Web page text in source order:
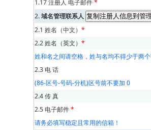
1.17 注册人 电子邮件*
2.域名管理联系人
2.1 姓名（中文） *
2.2 姓名（英文） *
姓和名之间请空格，姓与名均不得少于两
2.3 电 话
(86-区号-号码-分机)区号前不要加 0
2.4 传 真
2.5 电子邮件*
请务必填写稳定且常用的信箱！